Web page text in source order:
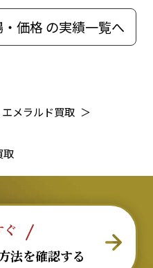
価格 の実績一覧へ
エメラルド買取 ＞
取
ぐ
法を確認する